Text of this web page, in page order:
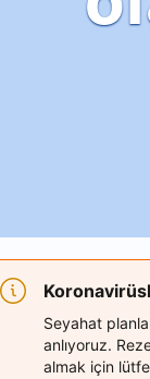
Seyahat
anlıyoruz.
almak için